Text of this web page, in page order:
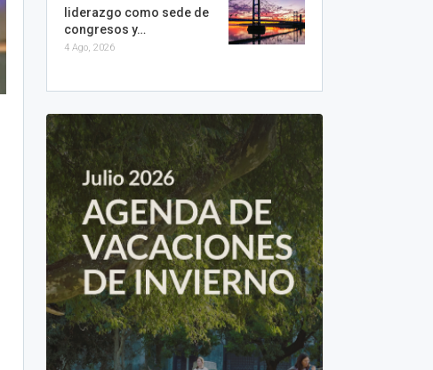
liderazgo como sede de
congresos y…
4 Ago, 2026